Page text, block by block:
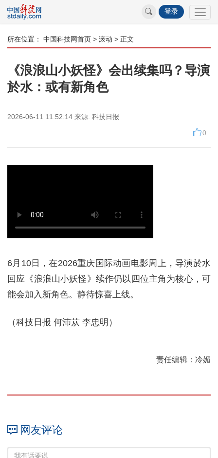
登录
所在位置： 中国科技网首页 > 滚动 > 正文
《浪浪山小妖怪》会出续集吗？导演
於水：或有新角色
2026-06-11 11:52:14 来源: 科技日报
0
6月10日，在2026重庆国际动画电影周上，导演於水
回应《浪浪山小妖怪》续作仍以四位主角为核心，可
能会加入新角色。静待惊喜上线。
（科技日报 何沛苁 李忠明）
责任编辑：冷媚
网友评论